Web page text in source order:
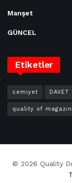
Manşet
GÜNCEL
Etiketler
cemiyet DAVET
quality of
© 2026 Quality